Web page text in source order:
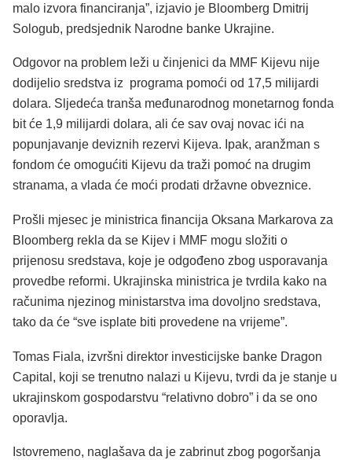
malo izvora financiranja”, izjavio je Bloomberg Dmitrij
Sologub, predsjednik Narodne banke Ukrajine.
Odgovor na problem leži u činjenici da MMF Kijevu nije
dodijelio sredstva iz programa pomoći od 17,5 milijardi
dolara. Sljedeća tranša međunarodnog monetarnog fonda
bit će 1,9 milijardi dolara, ali će sav ovaj novac ići na
popunjavanje deviznih rezervi Kijeva. Ipak, aranžman s
fondom će omogućiti Kijevu da traži pomoć na drugim
stranama, a vlada će moći prodati državne obveznice.
Prošli mjesec je ministrica financija Oksana Markarova za
Bloomberg rekla da se Kijev i MMF mogu složiti o
prijenosu sredstava, koje je odgođeno zbog usporavanja
provedbe reformi. Ukrajinska ministrica je tvrdila kako na
računima njezinog ministarstva ima dovoljno sredstava,
tako da će “sve isplate biti provedene na vrijeme”.
Tomas Fiala, izvršni direktor investicijske banke Dragon
Capital, koji se trenutno nalazi u Kijevu, tvrdi da je stanje u
ukrajinskom gospodarstvu “relativno dobro” i da se ono
oporavlja.
Istovremeno, naglašava da je zabrinut zbog pogoršanja